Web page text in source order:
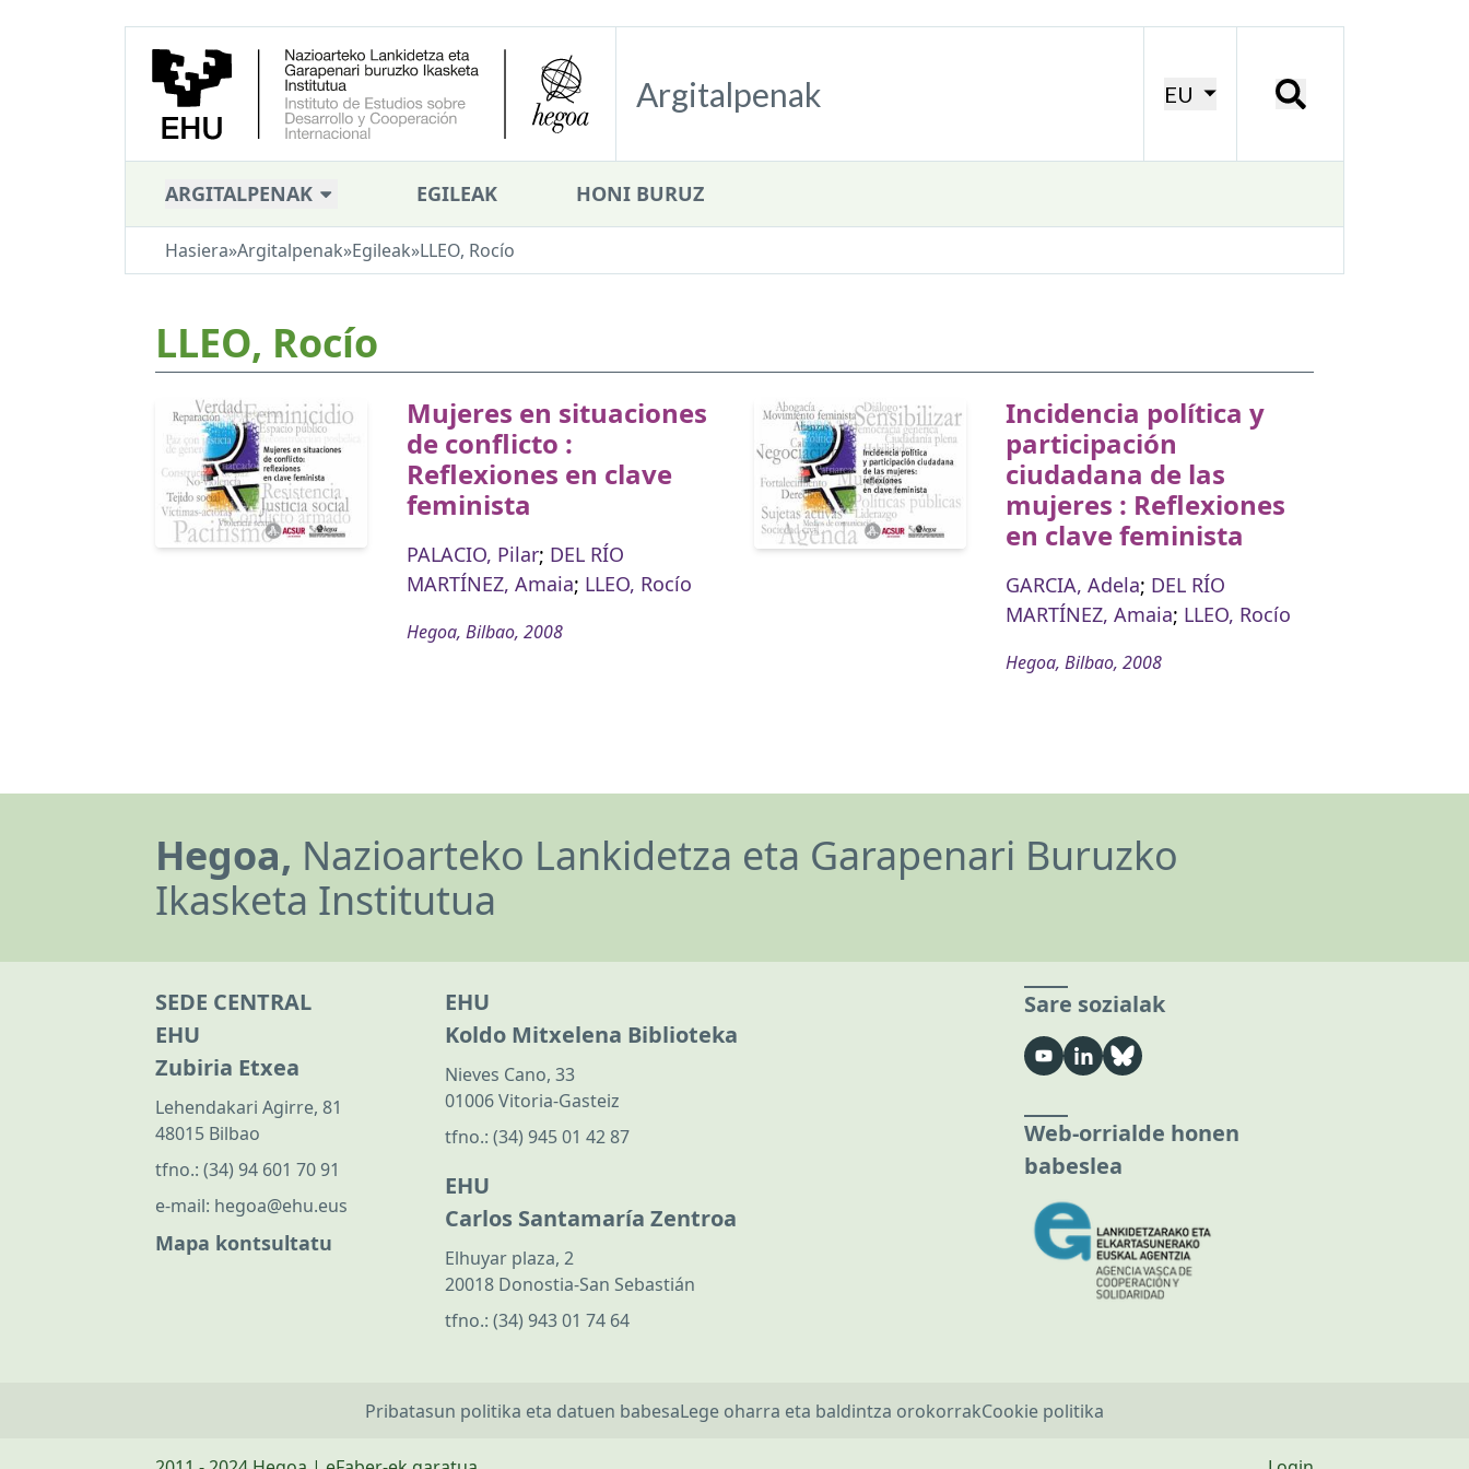
Argitalpenak EU
ARGITALPENAK EGILEAK HONI BURUZ
Hasiera»Argitalpenak»Egileak»LLEO, Rocío
LLEO, Rocío
Mujeres en situaciones
de conflicto :
Reflexiones en clave
feminista
PALACIO, Pilar; DEL RÍO
MARTÍNEZ, Amaia; LLEO, Rocío
Hegoa, Bilbao, 2008
Incidencia política y
participación
ciudadana de las
mujeres : Reflexiones
en clave feminista
GARCIA, Adela; DEL RÍO
MARTÍNEZ, Amaia; LLEO, Rocío
Hegoa, Bilbao, 2008
Hegoa, Nazioarteko Lankidetza eta Garapenari Buruzko
Ikasketa Institutua
SEDE CENTRAL
EHU
Zubiria Etxea
Lehendakari Agirre, 81
48015 Bilbao
tfno.: (34) 94 601 70 91
e-mail: hegoa@ehu.eus
Mapa kontsultatu
EHU
Koldo Mitxelena Biblioteka
Nieves Cano, 33
01006 Vitoria-Gasteiz
tfno.: (34) 945 01 42 87
EHU
Carlos Santamaría Zentroa
Elhuyar plaza, 2
20018 Donostia-San Sebastián
tfno.: (34) 943 01 74 64
Sare sozialak
Web-orrialde honen
babeslea
Pribatasun politika eta datuen babesaLege oharra eta baldintza orokorrakCookie politika